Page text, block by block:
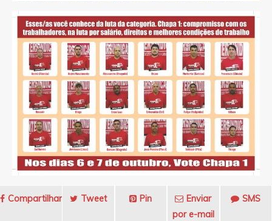
Compartilhar Tweet Pin
Enviar
por e-mail
SMS